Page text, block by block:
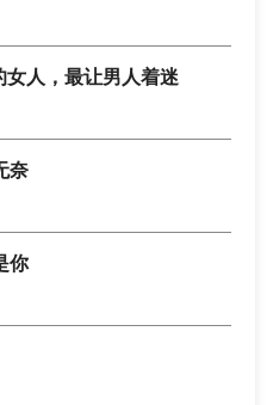
女人，最让男人着迷
奈
你